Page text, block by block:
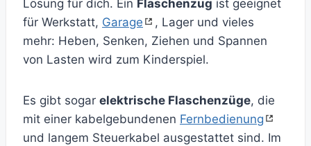
Lösung für dich. Ein Flaschenzug ist geeignet
für Werkstatt, Garage
, Lager und vieles
mehr: Heben, Senken, Ziehen und Spannen
von Lasten wird zum Kinderspiel.
Es gibt sogar elektrische Flaschenzüge, die
mit einer kabelgebundenen Fernbedienung
und langem Steuerkabel ausgestattet sind. Im